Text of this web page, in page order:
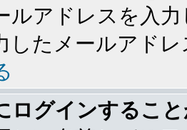
ルアドレスを入
したメールアド
ログインするこ